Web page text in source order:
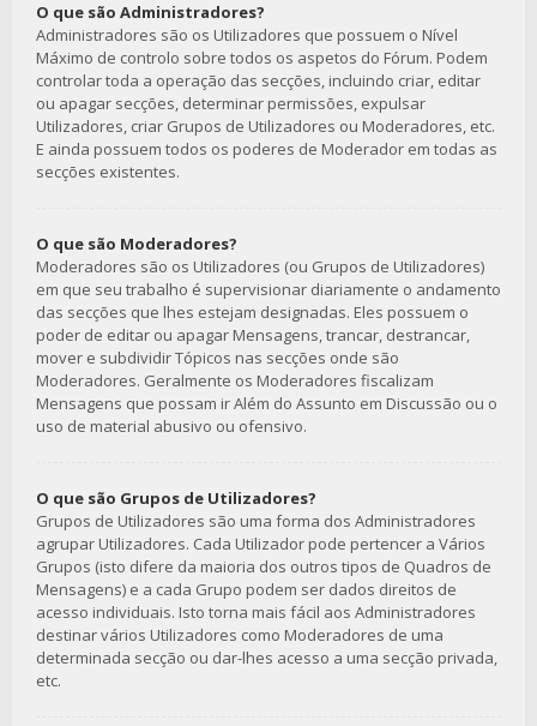
O que são Administradores?
Administradores são os Utilizadores que possuem o Nível
Máximo de controlo sobre todos os aspetos do Fórum. Podem
controlar toda a operação das secções, incluindo criar, editar
ou apagar secções, determinar permissões, expulsar
Utilizadores, criar Grupos de Utilizadores ou Moderadores, etc.
E ainda possuem todos os poderes de Moderador em todas as
secções existentes.
O que são Moderadores?
Moderadores são os Utilizadores (ou Grupos de Utilizadores)
em que seu trabalho é supervisionar diariamente o andamento
das secções que lhes estejam designadas. Eles possuem o
poder de editar ou apagar Mensagens, trancar, destrancar,
mover e subdividir Tópicos nas secções onde são
Moderadores. Geralmente os Moderadores fiscalizam
Mensagens que possam ir Além do Assunto em Discussão ou o
uso de material abusivo ou ofensivo.
O que são Grupos de Utilizadores?
Grupos de Utilizadores são uma forma dos Administradores
agrupar Utilizadores. Cada Utilizador pode pertencer a Vários
Grupos (isto difere da maioria dos outros tipos de Quadros de
Mensagens) e a cada Grupo podem ser dados direitos de
acesso individuais. Isto torna mais fácil aos Administradores
destinar vários Utilizadores como Moderadores de uma
determinada secção ou dar-lhes acesso a uma secção privada,
etc.